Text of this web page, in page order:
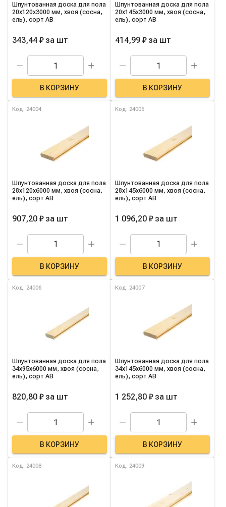
Шпунтованная доска для пола
20х120х3000 мм, хвоя (сосна,
ель), сорт AB
343,44 ₽ за шт
В КОРЗИНУ
Шпунтованная доска для пола
20х145х3000 мм, хвоя (сосна,
ель), сорт AB
414,99 ₽ за шт
В КОРЗИНУ
Код: 24004
Шпунтованная доска для пола
28х120х6000 мм, хвоя (сосна,
ель), сорт AB
907,20 ₽ за шт
В КОРЗИНУ
Код: 24005
Шпунтованная доска для пола
28х145х6000 мм, хвоя (сосна,
ель), сорт AB
1 096,20 ₽ за шт
В КОРЗИНУ
Код: 24006
Шпунтованная доска для пола
34х95х6000 мм, хвоя (сосна,
ель), сорт AB
820,80 ₽ за шт
В КОРЗИНУ
Код: 24007
Шпунтованная доска для пола
34х145х6000 мм, хвоя (сосна,
ель), сорт AB
1 252,80 ₽ за шт
В КОРЗИНУ
Код: 24008 Код: 24009